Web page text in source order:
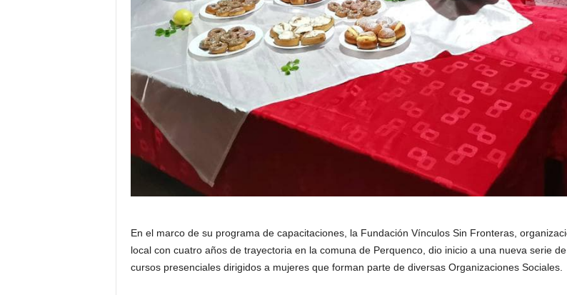
En el marco de su programa de capacitaciones, la Fundación Vínculos Sin Fronteras,
local con cuatro años de trayectoria en la comuna de Perquenco, dio inicio a una nueva serie de
cursos presenciales dirigidos a mujeres que forman parte de diversas Organizaciones Sociales.